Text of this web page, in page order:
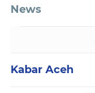
News
Kabar Aceh